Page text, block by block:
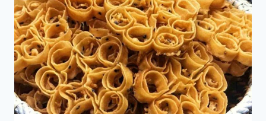
ഇതാ!
ദോശ
ഒരു
തവണ
ഇങ്ങനെ
ഉണ്ടാക്കൂ!
|
SUPER
DOSA